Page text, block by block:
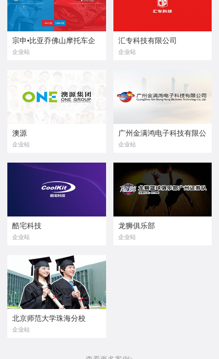
宗申•比亚乔佛山摩托车企
业有限公司
企业站
汇专科技有限公司
企业站
澳源
企业站
广州金满鸿电子科技有限公
司
企业站
酷宅科技
企业站
龙狮俱乐部
企业站
北京师范大学珠海分校
企业站